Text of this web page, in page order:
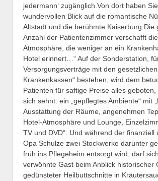
jedermann‘ zugänglich.Von dort haben
wundervollen Blick auf die romantische
Altstadt und die berühmte Kaiserburg.Die
Anzahl der Patientenzimmer verschafft
Atmosphäre, die weniger an ein
Hotel erinnert…“ Auf der Sonderstation,
Versorgungsverträge mit den gesetzlichen
Krankenkassen“ bestehen, wird dem
Patienten für saftige Preise alles
sich sehnt: ein „gepflegtes Ambiente“ mit
Ausstattung der Räume, angenehmen
Hotel-Atmosphäre und Lounge,
TV und DVD“. Und während der finanziell
Opa Schulze zwei Stockwerke darunter
früh ins Pflegeheim entsorgt wird, darf
verwöhnte Gast beim Anblick historischer
gedünsteter Heilbuttschnitte in